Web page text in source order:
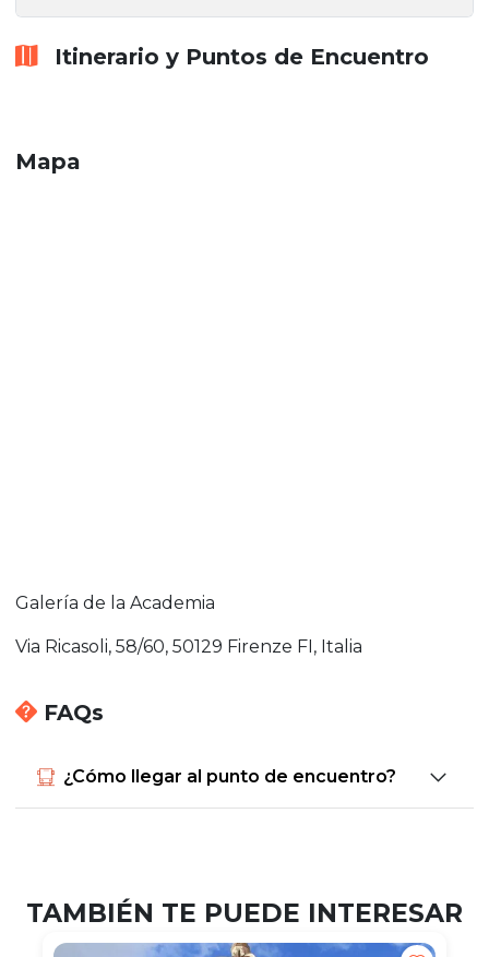
Itinerario y Puntos de Encuentro
Mapa
Galería de la Academia
Via Ricasoli, 58/60, 50129 Firenze FI, Italia
FAQs
¿Cómo llegar al punto de encuentro?
TAMBIÉN TE PUEDE INTERESAR